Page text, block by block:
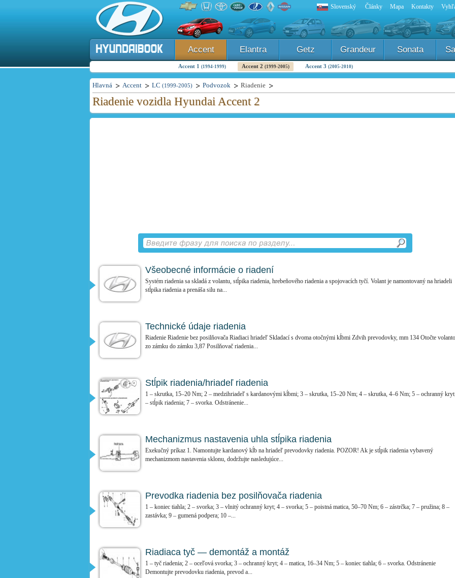
Slovenský Články Mapa Kontakty
Accent Elantra Getz Grandeur Sonata
Accent 1 (1994-1999) Accent 2 (1999-2005) Accent 3 (2005-2010)
Hlavná Accent LC (1999-2005) Podvozok Riadenie
Riadenie vozidla Hyundai Accent 2
Všeobecné informácie o riadení
Systém riadenia sa skladá z volantu, stĺpika riadenia, hrebeňového riadenia a spojovacích tyčí. Volant je namontovaný na hriadeli
stĺpika riadenia a prenáša silu na...
Technické údaje riadenia
Riadenie Riadenie bez posilňovača Riadiaci hriadeľ Skladací s dvoma otočnými kĺbmi Zdvih prevodovky, mm 134 Otočte
zo zámku do zámku 3,87 Posilňovač riadenia...
Stĺpik riadenia/hriadeľ riadenia
1 – skrutka, 15–20 Nm; 2 – medzihriadeľ s kardanovými kĺbmi; 3 – skrutka, 15–20 Nm; 4 – skrutka, 4–6 Nm; 5 – ochranný
– stĺpik riadenia; 7 – svorka. Odstránenie...
Mechanizmus nastavenia uhla stĺpika riadenia
Exekučný príkaz 1. Namontujte kardanový kĺb na hriadeľ prevodovky riadenia. POZOR! Ak je stĺpik riadenia vybavený
mechanizmom nastavenia sklonu, dodržujte nasledujúce...
Prevodka riadenia bez posilňovača riadenia
1 – koniec tiahla; 2 – svorka; 3 – vlnitý ochranný kryt; 4 – svorka; 5 – poistná matica, 50–70 Nm; 6 – zástrčka; 7 – pružina; 8 –
zastávka; 9 – gumená podpera; 10 –...
Riadiaca tyč — demontáž a montáž
1 – tyč riadenia; 2 – oceľová svorka; 3 – ochranný kryt; 4 – matica, 16–34 Nm; 5 – koniec tiahla; 6 – svorka. Odstránenie
Demontujte prevodovku riadenia, prevod a...